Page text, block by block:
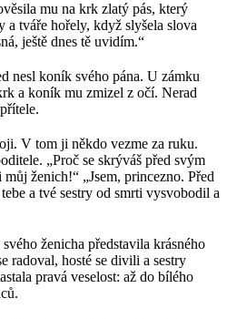
mu na krk zlatý pás, který
a tváře hořely, když slyšela slova
ještě dnes tě uvidím.“
nesl koník svého pána. U zámku
a koník mu zmizel z očí. Nerad
V tom ji někdo vezme za ruku.
„Proč se skrýváš před svým
ženich!“ „Jsem, princezno. Před
a tvé sestry od smrti vysvobodil a
ženicha představila krásného
radoval, hosté se divili a sestry
pravá veselost: až do bílého